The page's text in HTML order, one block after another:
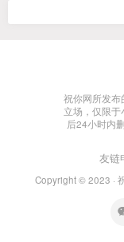
祝你网所发布
立场，仅限
后24小时内
友链
Copyright © 2023 ·